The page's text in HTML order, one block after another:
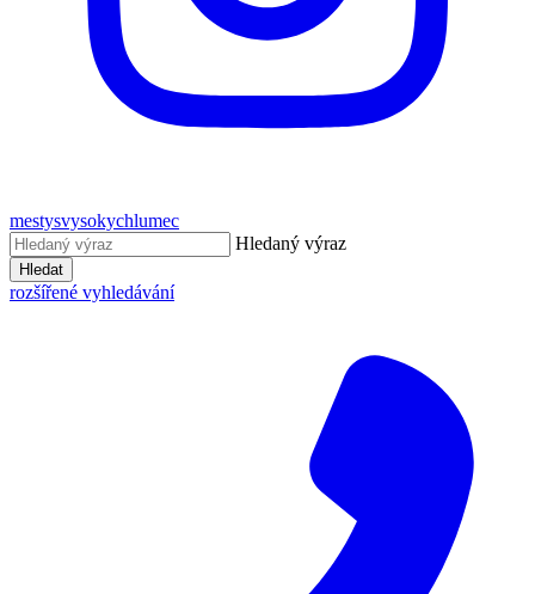
mestysvysokychlumec
Hledaný výraz
Hledat
rozšířené vyhledávání